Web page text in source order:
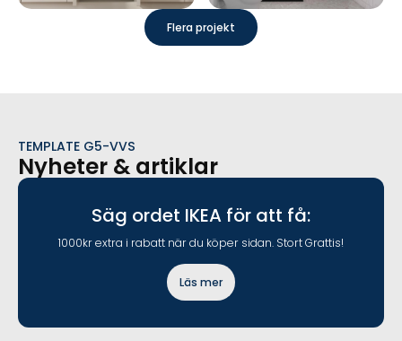
Flera projekt
TEMPLATE G5-VVS
Nyheter & artiklar
Säg ordet IKEA för att få:
1000kr extra i rabatt när du köper sidan. Stort Grattis!
Läs mer